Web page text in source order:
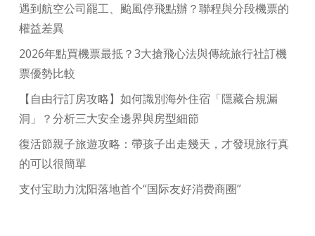
遇到航空公司罷工、颱風停飛點辦？聯程與分段機票的
權益差異
2026年點買機票最抵？3大搶飛心法與傳統旅行社訂機
票優勢比較
【自由行訂房攻略】如何識別海外住宿「隱藏合規漏
洞」？分析三大安全邊界與房型細節
復活節親子旅遊攻略：帶孩子出走幾天，才發現旅行真
的可以很簡單
支付宝助力沈阳落地首个“国际友好消费商圈”